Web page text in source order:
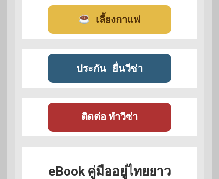
เลี้ยงกาแฟ
ประกัน ยื่นวีซ่า
ติดต่อ ทำวีซ่า
eBook คู่มืออยู่ไทยยาว